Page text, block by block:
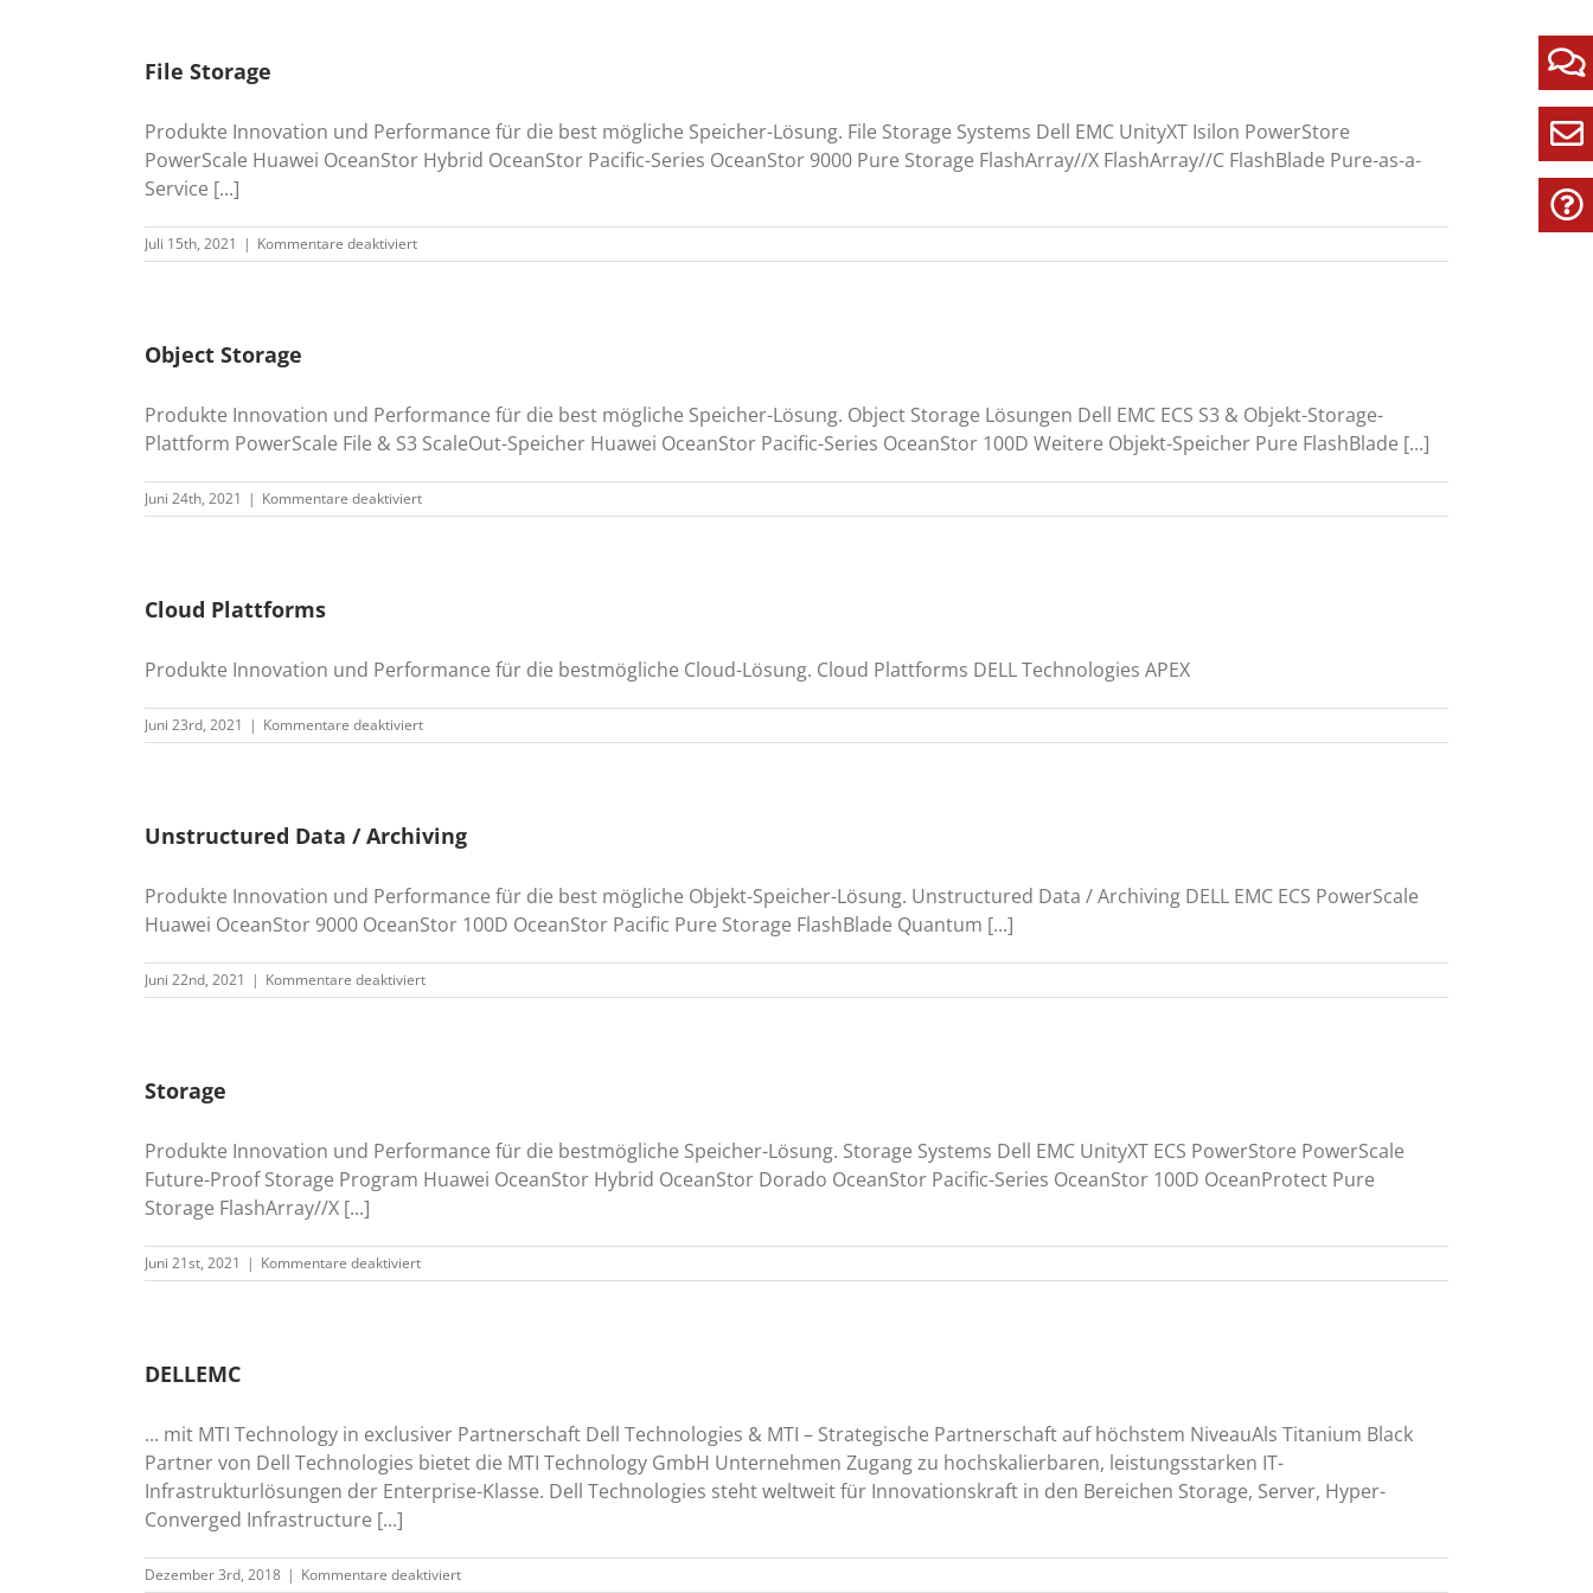
File Storage
Produkte Innovation und Performance für die best mögliche Speicher-Lösung. File Storage Systems Dell EMC UnityXT Isilon PowerStore
PowerScale Huawei OceanStor Hybrid OceanStor Pacific-Series OceanStor 9000 Pure Storage FlashArray//X FlashArray//C FlashBlade Pure-as-a-
Service [...]
Juli 15th, 2021 | Kommentare deaktiviertfür
File
Object Storage
Produkte Innovation und Performance für die best mögliche Speicher-Lösung. Object Storage Lösungen Dell EMC ECS S3 & Objekt-Storage-
Plattform PowerScale File & S3 ScaleOut-Speicher Huawei OceanStor Pacific-Series OceanStor 100D Weitere Objekt-Speicher Pure FlashBlade [...]
Juni 24th, 2021 | Kommentare deaktiviertfür
Object
Cloud Plattforms
Produkte Innovation und Performance für die bestmögliche Cloud-Lösung. Cloud Plattforms DELL Technologies APEX
Juni 23rd, 2021 | Kommentare deaktiviertfür
Cloud
Unstructured Data / Archiving
Produkte Innovation und Performance für die best mögliche Objekt-Speicher-Lösung. Unstructured Data / Archiving DELL EMC ECS PowerScale
Huawei OceanStor 9000 OceanStor 100D OceanStor Pacific Pure Storage FlashBlade Quantum [...]
Juni 22nd, 2021 | Kommentare deaktiviertfür
Unstructured
Storage
Produkte Innovation und Performance für die bestmögliche Speicher-Lösung. Storage Systems Dell EMC UnityXT ECS PowerStore PowerScale
Future-Proof Storage Program Huawei OceanStor Hybrid OceanStor Dorado OceanStor Pacific-Series OceanStor 100D OceanProtect Pure
Storage FlashArray//X [...]
Juni 21st, 2021 | Kommentare deaktiviertfür
Storage
DELLEMC
... mit MTI Technology in exclusiver Partnerschaft Dell Technologies & MTI – Strategische Partnerschaft auf höchstem NiveauAls Titanium Black
Partner von Dell Technologies bietet die MTI Technology GmbH Unternehmen Zugang zu hochskalierbaren, leistungsstarken IT-
Infrastrukturlösungen der Enterprise-Klasse. Dell Technologies steht weltweit für Innovationskraft in den Bereichen Storage, Server, Hyper-
Converged Infrastructure [...]
Dezember 3rd, 2018 | Kommentare deaktiviertfür